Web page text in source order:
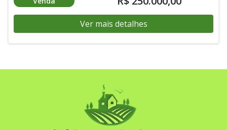
Ver mais detalhes